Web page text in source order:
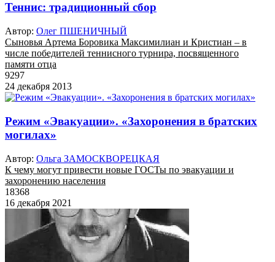
Теннис: традиционный сбор
Автор: Олег ПШЕНИЧНЫЙ
Сыновья Артема Боровика Максимилиан и Кристиан – в
числе победителей теннисного турнира, посвященного
памяти отца
9297
24 декабря 2013
Режим «Эвакуации». «Захоронения в братских
могилах»
Автор: Ольга ЗАМОСКВОРЕЦКАЯ
К чему могут привести новые ГОСТы по эвакуации и
захоронению населения
18368
16 декабря 2021